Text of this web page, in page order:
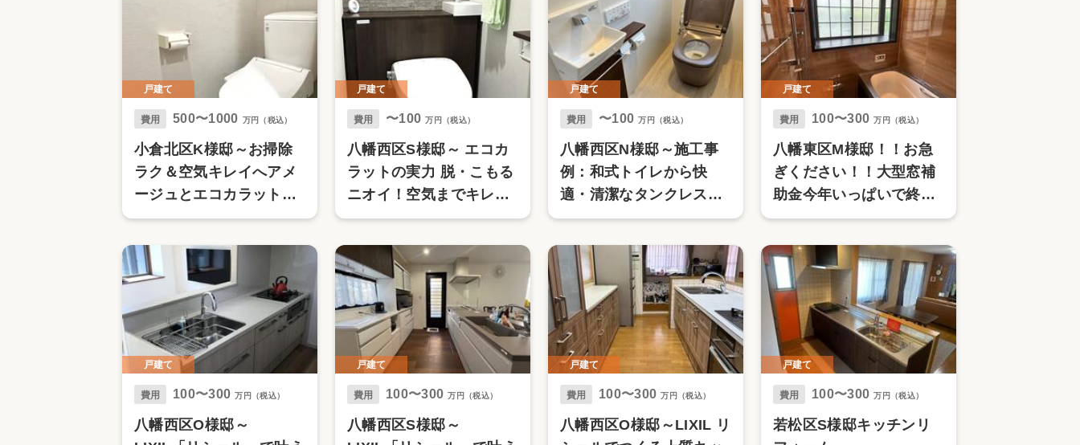
戸建て
費用 500〜1000 万円（税込）
小倉北区K様邸～お掃除
ラク＆空気キレイへアメ
ージュとエコカラットの
贅沢リフォーム～
戸建て
費用 〜100 万円（税込）
八幡西区S様邸～ エコカ
ラットの実力 脱・こもる
ニオイ！空気までキレイ
～
戸建て
費用 〜100 万円（税込）
八幡西区N様邸～施工事
例：和式トイレから快
適・清潔なタンクレスト
イレへ～
戸建て
費用 100〜300 万円（税込）
八幡東区M様邸！！お急
ぎください！！大型窓補
助金今年いっぱいで終了
します
戸建て
費用 100〜300 万円（税込）
八幡西区O様邸～
戸建て
費用 100〜300 万円（税込）
八幡西区S様邸～
戸建て
費用 100〜300 万円（税込）
八幡西区O様邸～LIXIL リ
戸建て
費用 100〜300 万円（税込）
若松区S様邸キッチンリ